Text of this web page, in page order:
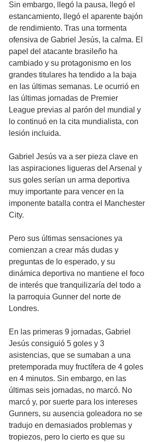
Sin embargo, llegó la pausa, llegó el
estancamiento, llegó el aparente bajón
de rendimiento. Tras una tormenta
ofensiva de Gabriel Jesús, la calma. El
papel del atacante brasileño ha
cambiado y su protagonismo en los
grandes titulares ha tendido a la baja
en las últimas semanas. Le ocurrió en
las últimas jornadas de Premier
League previas al parón del mundial y
lo continuó en la cita mundialista, con
lesión incluida.
Gabriel Jesús va a ser pieza clave en
las aspiraciones ligueras del Arsenal y
sus goles serían un arma deportiva
muy importante para vencer en la
imponente batalla contra el Manchester
City.
Pero sus últimas sensaciones ya
comienzan a crear más dudas y
preguntas de lo esperado, y su
dinámica deportiva no mantiene el foco
de interés que tranquilizaría del todo a
la parroquia Gunner del norte de
Londres.
En las primeras 9 jornadas, Gabriel
Jesús consiguió 5 goles y 3
asistencias, que se sumaban a una
pretemporada muy fructífera de 4 goles
en 4 minutos. Sin embargo, en las
últimas seis jornadas, no marcó. No
marcó y, por suerte para los intereses
Gunners, su ausencia goleadora no se
tradujo en demasiados problemas y
tropiezos, pero lo cierto es que su